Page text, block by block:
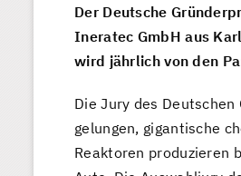
Der Deutsche
Ineratec GmbH aus
wird jährlich von den
Die Jury des
gelungen, gigantische
Reaktoren produzieren